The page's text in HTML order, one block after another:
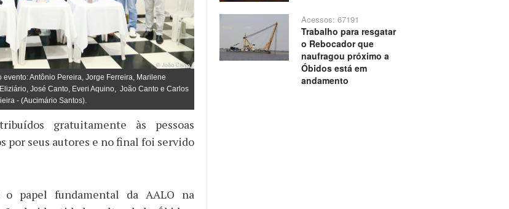
Antônio Pereira, Jorge Ferreira, Marilene
José Canto, Everi Aquino, João Canto e Carlos
- (Aucimário Santos).
gratuitamente às pessoas
por seus autores e no final foi servido
o papel fundamental da AALO na
Acessos: 67191
Trabalho para resgatar
o Rebocador que
naufragou próximo a
Óbidos está em
andamento